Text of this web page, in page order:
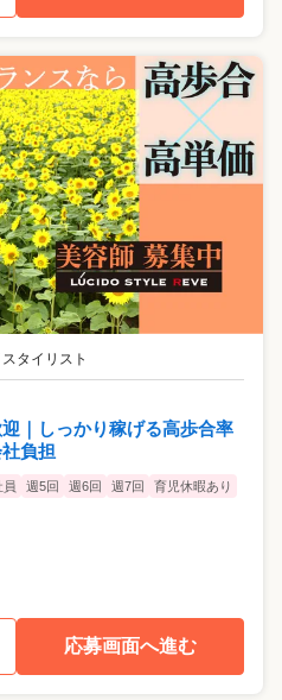
タイリスト
｜しっかり稼げる高歩合率
負担
員 週5回 週6回 週7回 育児休暇あり
応募画面へ進む